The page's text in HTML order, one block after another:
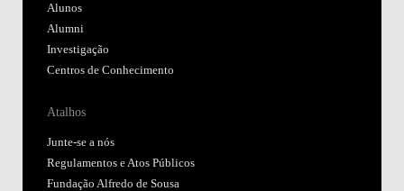
Alunos
Alumni
Investigação
Centros de Conhecimento
Atalhos
Junte-se a nós
Regulamentos e Atos Públicos
Fundação Alfredo de Sousa